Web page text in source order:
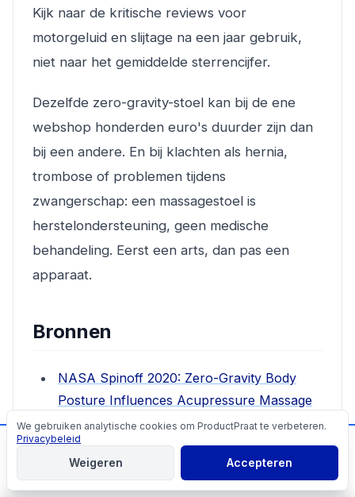
Kijk naar de kritische reviews voor
motorgeluid en slijtage na een jaar gebruik,
niet naar het gemiddelde sterrencijfer.
Dezelfde zero-gravity-stoel kan bij de ene
webshop honderden euro's duurder zijn dan
bij een andere. En bij klachten als hernia,
trombose of problemen tijdens
zwangerschap: een massagestoel is
herstelondersteuning, geen medische
behandeling. Eerst een arts, dan pas een
apparaat.
Bronnen
NASA Spinoff 2020: Zero-Gravity Body
Posture Influences Acupressure Massage
Chair
ErgoQuest: The Science Behind Zero
Gravity
Cookies
We gebruiken analytische cookies om ProductPraat te verbeteren.
Privacybeleid
Weigeren Accepteren
📬Mis geen producttips!
Aanmelden